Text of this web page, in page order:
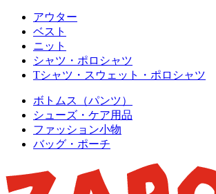
アウター
ベスト
ニット
シャツ・ポロシャツ
Tシャツ・スウェット・ポロシャツ
ボトムス（パンツ）
シューズ・ケア用品
ファッション小物
バッグ・ポーチ